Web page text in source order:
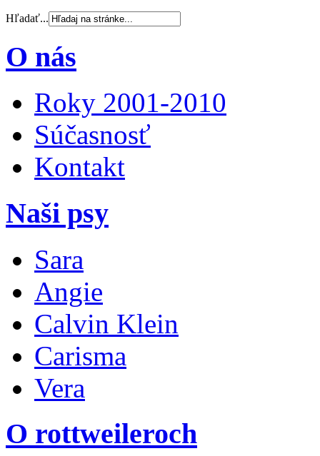
Hľadať...
O nás
Roky 2001-2010
Súčasnosť
Kontakt
Naši psy
Sara
Angie
Calvin Klein
Carisma
Vera
O rottweileroch